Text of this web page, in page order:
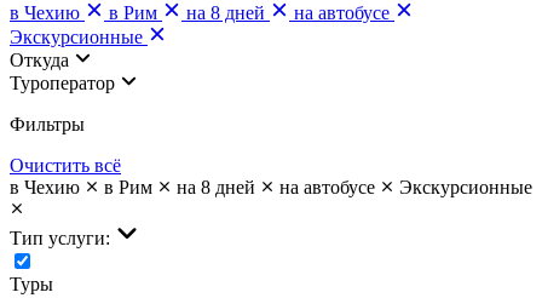
в Чехию
в Рим на 8 дней
на автобусе
Экскурсионные
Откуда
Туроператор
Фильтры
Очистить всё
в Чехию
в Рим на 8 дней на автобусе Экскурсионные
Тип услуги:
Туры